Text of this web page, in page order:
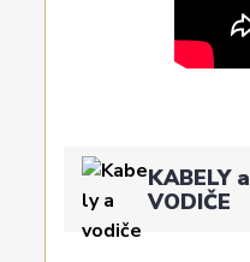
KABELY a
VODIČE